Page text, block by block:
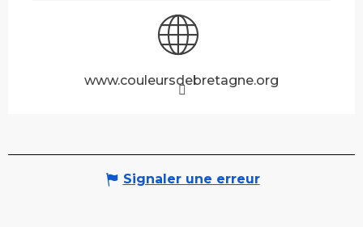
www.couleursdebretagne.org
Signaler une erreur